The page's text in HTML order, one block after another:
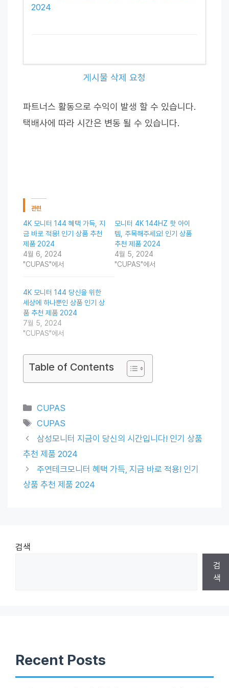
2024
게시물 삭제 요청
파트너스 활동으로 수익이 발생 할 수 있습니다.
택배사에 따라 시간은 변동 될 수 있습니다.
관련
4K 모니터 144 혜택 가득, 지
금 바로 적용! 인기 상품 추천
제품 2024
4월 6, 2024
"CUPAS"에서
모니터 4K 144HZ 핫 아이
템, 주목해주세요! 인기 상품
추천 제품 2024
4월 5, 2024
"CUPAS"에서
4K 모니터 144 당신을 위한
세상에 하나뿐인 상품 인기 상
품 추천 제품 2024
7월 5, 2024
"CUPAS"에서
Table of Contents
Categories
CUPAS
Tags
CUPAS
삼성모니터 지금이 당신의 시간입니다! 인기 상품
추천 제품 2024
주연테크모니터 혜택 가득, 지금 바로 적용! 인기
상품 추천 제품 2024
검색
검
색
Recent Posts